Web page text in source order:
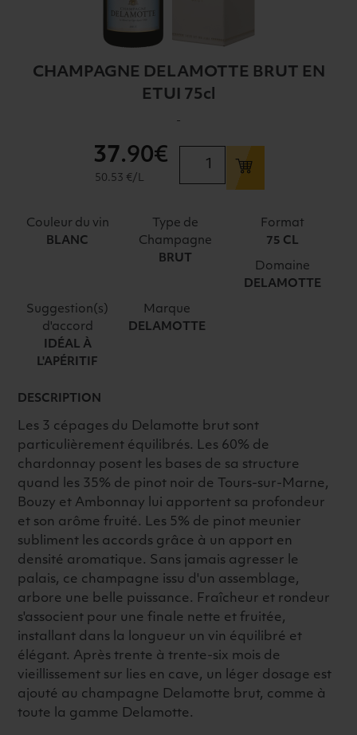
CHAMPAGNE DELAMOTTE BRUT EN
ETUI 75cl
-
CHAMPAGNE
EN
37.90€
50.53 €/L
Couleur du vin
BLANC
Type de
Champagne
BRUT
Format
75 CL
Domaine
DELAMOTTE
Suggestion(s)
d'accord
IDÉAL À
L'APÉRITIF
Marque
DELAMOTTE
DESCRIPTION
Les 3 cépages du Delamotte brut sont
particulièrement équilibrés. Les 60% de
chardonnay posent les bases de sa structure
quand les 35% de pinot noir de Tours-sur-Marne,
Bouzy et Ambonnay lui apportent sa profondeur
et son arôme fruité. Les 5% de pinot meunier
subliment les accords grâce à un apport en
densité aromatique. Sans jamais agresser le
palais, ce champagne issu d'un assemblage,
arbore une belle puissance. Fraîcheur et rondeur
s'associent pour une finale nette et fruitée,
installant dans la longueur un vin équilibré et
élégant. Après trente à trente-six mois de
vieillissement sur lies en cave, un léger dosage est
ajouté au champagne Delamotte brut, comme à
toute la gamme Delamotte.